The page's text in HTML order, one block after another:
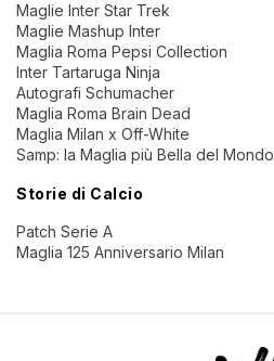
Maglie Inter Star Trek
Maglie Mashup Inter
Maglia Roma Pepsi Collection
Inter Tartaruga Ninja
Autografi Schumacher
Maglia Roma Brain Dead
Maglia Milan x Off-White
Samp: la Maglia più Bella del Mondo
Storie di Calcio
Patch Serie A
Maglia 125 Anniversario Milan